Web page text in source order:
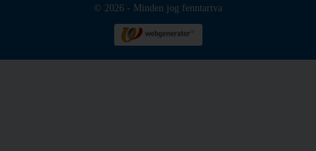
© 2026 - Minden jog fenntartva